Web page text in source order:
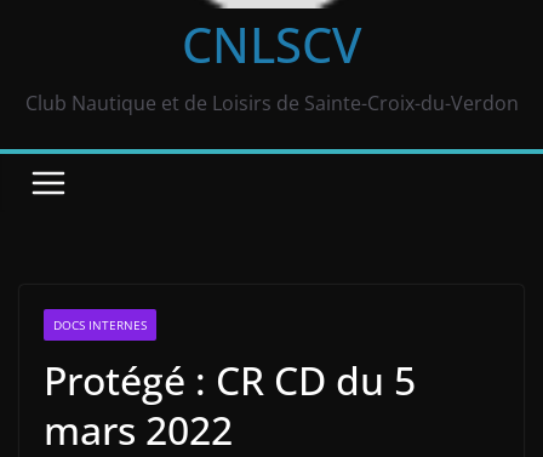
CNLSCV
Club Nautique et de Loisirs de Sainte-Croix-du-Verdon
DOCS INTERNES
Protégé : CR CD du 5
mars 2022